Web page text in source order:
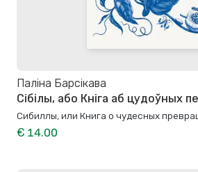
Паліна Барсікава
Сібілы, або Кніга аб цудоўных
Сибиллы, или Книга о чудесных
€ 14.00